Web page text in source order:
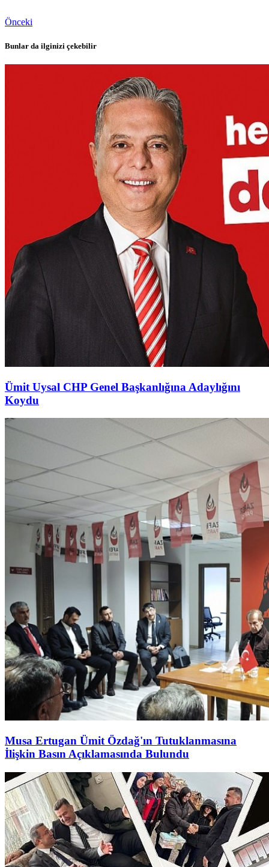
Önceki
Bunlar da ilginizi çekebilir
Ümit Uysal CHP Genel Başkanlığına Adaylığını
Koydu
Musa Ertugan Ümit Özdağ'ın Tutuklanmasına
İlişkin Basın Açıklamasında Bulundu